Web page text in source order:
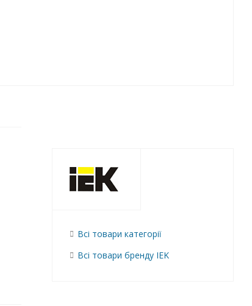
Всі товари категорії
Всі товари бренду IEK